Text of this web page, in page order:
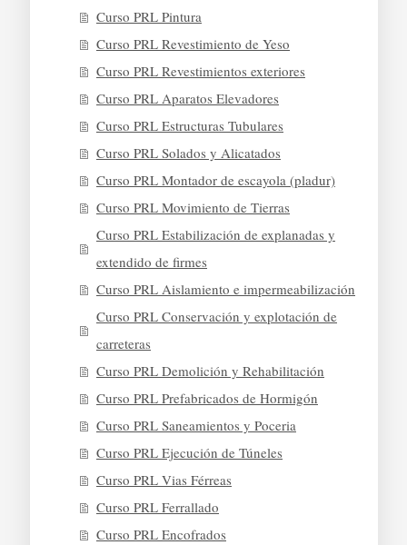
Curso PRL Pintura
Curso PRL Revestimiento de Yeso
Curso PRL Revestimientos exteriores
Curso PRL Aparatos Elevadores
Curso PRL Estructuras Tubulares
Curso PRL Solados y Alicatados
Curso PRL Montador de escayola (pladur)
Curso PRL Movimiento de Tierras
Curso PRL Estabilización de explanadas y
extendido de firmes
Curso PRL Aislamiento e impermeabilización
Curso PRL Conservación y explotación de
carreteras
Curso PRL Demolición y Rehabilitación
Curso PRL Prefabricados de Hormigón
Curso PRL Saneamientos y Poceria
Curso PRL Ejecución de Túneles
Curso PRL Vias Férreas
Curso PRL Ferrallado
Curso PRL Encofrados